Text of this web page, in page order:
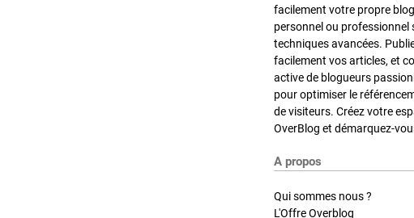
facilement votre propre
personnel ou professionnel
techniques avancées.
facilement vos articles, et
active de blogueurs
pour optimiser le
de visiteurs. Créez votre
OverBlog et démarquez-
A propos
Qui sommes nous ?
L'Offre Overblog